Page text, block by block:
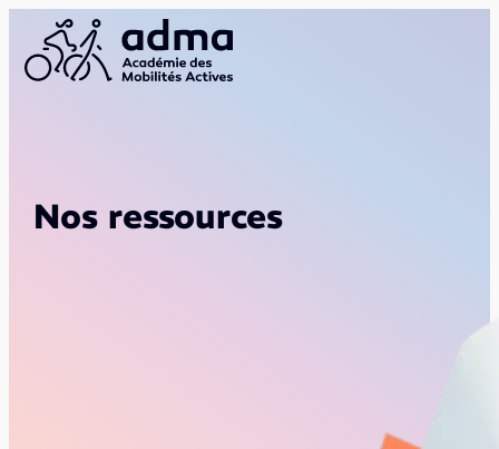
Nos ressources